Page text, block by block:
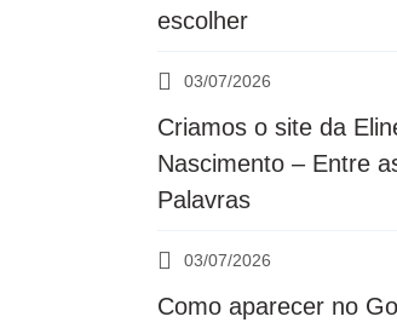
escolher
03/07/2026
Criamos o site da
Nascimento – Entre
Palavras
03/07/2026
Como aparecer no